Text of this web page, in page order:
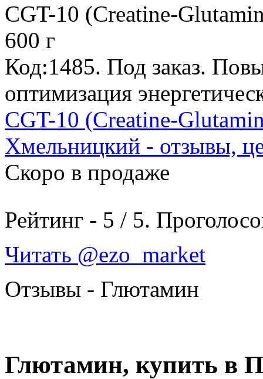
CGT-10 (Creatine-
600 г
Код:1485. Под заказ.
оптимизация
CGT-10 (Creatine-
Хмельницкий - отзывы,
Скоро в продаже
Рейтинг - 5 / 5.
Читать @ezo_market
Отзывы - Глютамин
Глютамин, купить в